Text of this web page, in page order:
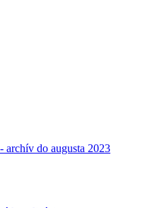
do augusta 2023